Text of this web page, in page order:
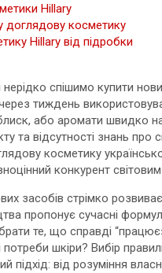
Hillary
доглядову косметику
Hillary від підробки
нерідко спішимо купити
тиждень
або аромати швидко
та відсутності знань
косметику
конкурент
засобів стрімко
пропонує сучасні
те, що справді
шкіри? Вибір
підхід: від розуміння